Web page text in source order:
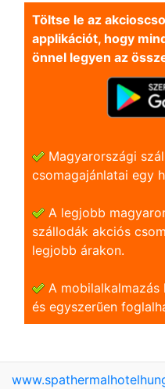
Töltse le az
applikációt, hogy
önnel legyen az
Magyarországi
csomagajánlatai egy
A legjobb
szállodák akciós
legjobb árakon.
A
és egyszerũen